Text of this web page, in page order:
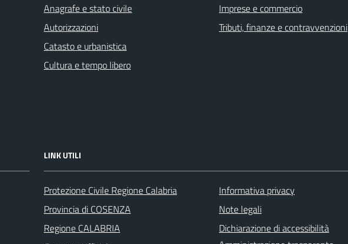
Anagrafe e stato civile
Autorizzazioni
Catasto e urbanistica
Cultura e tempo libero
Imprese e commercio
Tributi, finanze e contravvenzioni
LINK UTILI
Protezione Civile Regione Calabria
Provincia di COSENZA
Regione CALABRIA
Informativa privacy
Note legali
Dichiarazione di accessibilità